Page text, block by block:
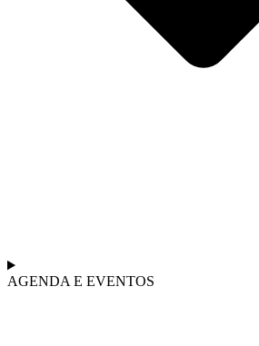
AGENDA E EVENTOS